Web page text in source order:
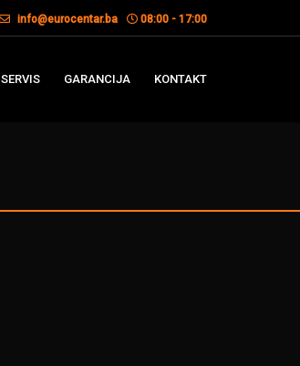
info@eurocentar.ba 08:00 - 17:00
SERVIS GARANCIJA KONTAKT